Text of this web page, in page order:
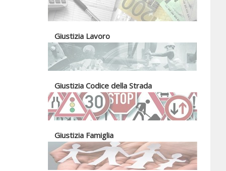
Giustizia Lavoro
Giustizia Codice della Strada
Giustizia Famiglia